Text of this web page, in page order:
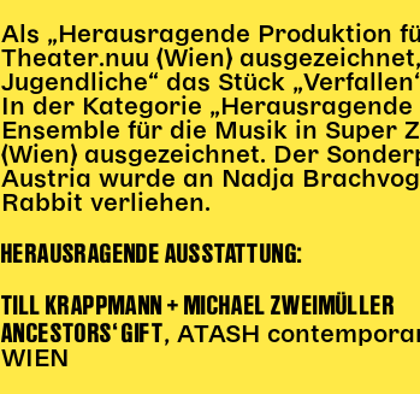
Als „Herausragende Produktion
Theater.nuu (Wien)
Jugendliche“ das Stück
In der Kategorie
Ensemble für die Musik in Super
(Wien) ausgezeichnet. Der
Austria wurde an Nadja
Rabbit verliehen.
HERAUSRAGENDE AUSSTATTUNG:
TILL KRAPPMANN + MICHAEL ZWEIMÜLLER
ANCESTORS‘ GIFT, ATASH
WIEN